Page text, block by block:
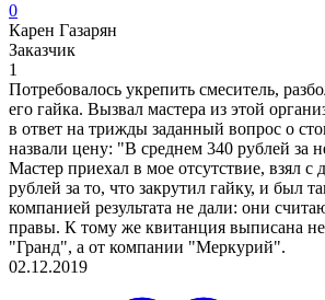
0
Карен Газарян
Заказчик
1
Потребовалось укрепить смеситель,
его гайка. Вызвал мастера из этой
в ответ на трижды заданный вопрос о
назвали цену: "В среднем 340 рублей за
Мастер приехал в мое отсутствие, взял
рублей за то, что закрутил гайку, и был
компанией результата не дали: они
правы. К тому же квитанция выписана
"Гранд", а от компании "Меркурий".
02.12.2019